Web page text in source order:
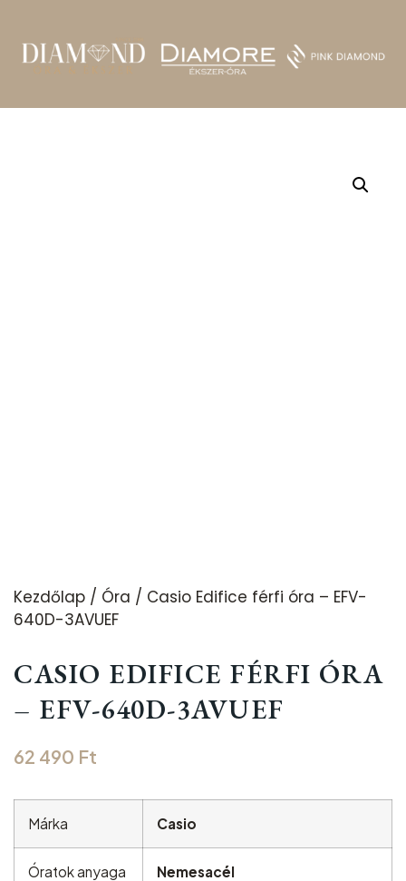
Kezdőlap / Óra / Casio Edifice férfi óra – EFV-
640D-3AVUEF
CASIO EDIFICE FÉRFI ÓRA
– EFV-640D-3AVUEF
62 490 Ft
Márka Casio
Óratok anyaga Nemesacél